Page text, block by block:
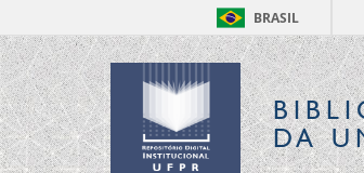
BRASIL
DA